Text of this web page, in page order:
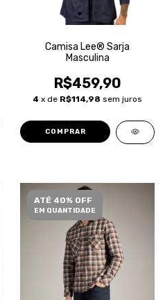
Camisa Lee® Sarja
Masculina
R$459,90
4 x de R$114,98 sem juros
COMPRAR
ATÉ 40% OFF
EM QUANTIDADE